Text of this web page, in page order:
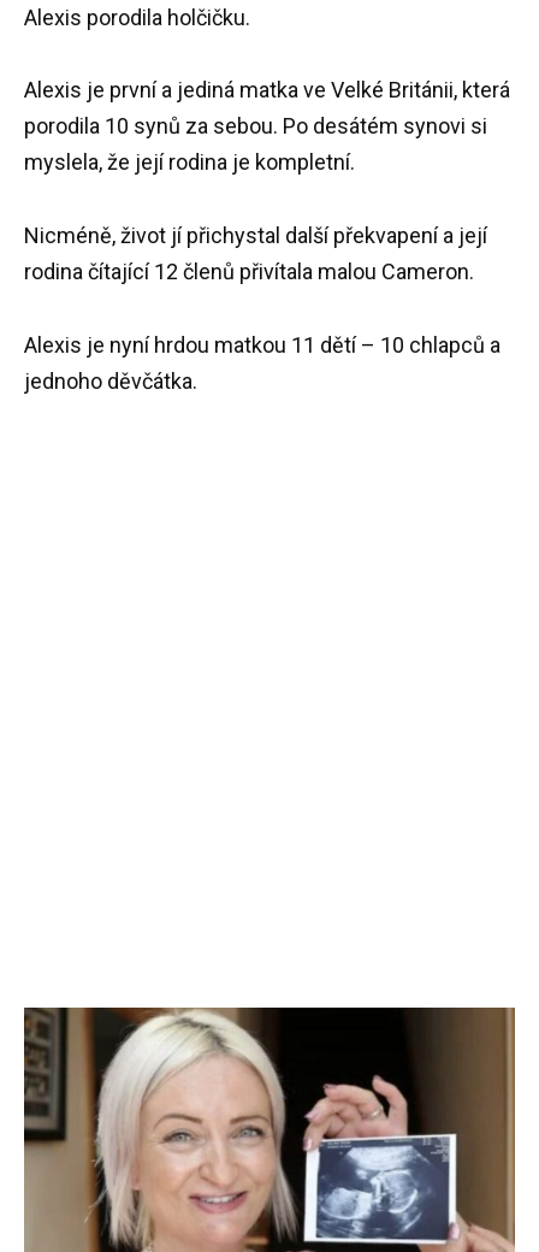
Alexis porodila holčičku.
Alexis je první a jediná matka ve Velké Británii, která
porodila 10 synů za sebou. Po desátém synovi si
myslela, že její rodina je kompletní.
Nicméně, život jí přichystal další překvapení a její
rodina čítající 12 členů přivítala malou Cameron.
Alexis je nyní hrdou matkou 11 dětí – 10 chlapců a
jednoho děvčátka.